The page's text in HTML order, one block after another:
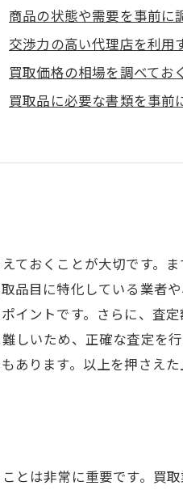
商品の状態や需要を事前に
交渉力の高い代理店を利用
買取価格の相場を調べておく
買取品に必要な書類を事前
ておくことが大切です。
品目に特化している業者
イントです。さらに、査
しいため、正確な査定を
ります。以上を押さえ
とは非常に重要です。買